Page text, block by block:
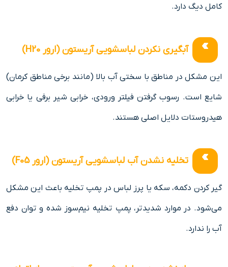
کامل دیگ دارد.
آبگیری نکردن لباسشویی آریستون (ارور H20)
این مشکل در مناطق با سختی آب بالا (مانند برخی مناطق کرمان)
شایع است. رسوب گرفتن فیلتر ورودی، خرابی شیر برقی یا خرابی
هیدروستات دلایل اصلی هستند.
تخلیه نشدن آب لباسشویی آریستون (ارور F05)
گیر کردن دکمه، سکه یا پرز لباس در پمپ تخلیه باعث این مشکل
می‌شود. در موارد شدیدتر، پمپ تخلیه نیم‌سوز شده و توان دفع
آب را ندارد.